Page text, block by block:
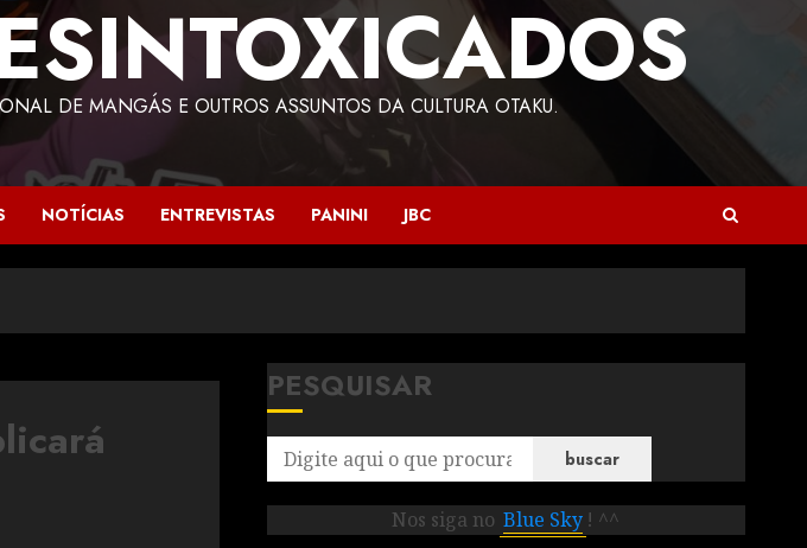
DE MANGÁS E OUTROS ASSUNTOS DA CULTURA OTAKU.
NOTÍCIAS ENTREVISTAS PANINI JBC
PESQUISAR
buscar
Nos siga no Blue Sky ! ^^